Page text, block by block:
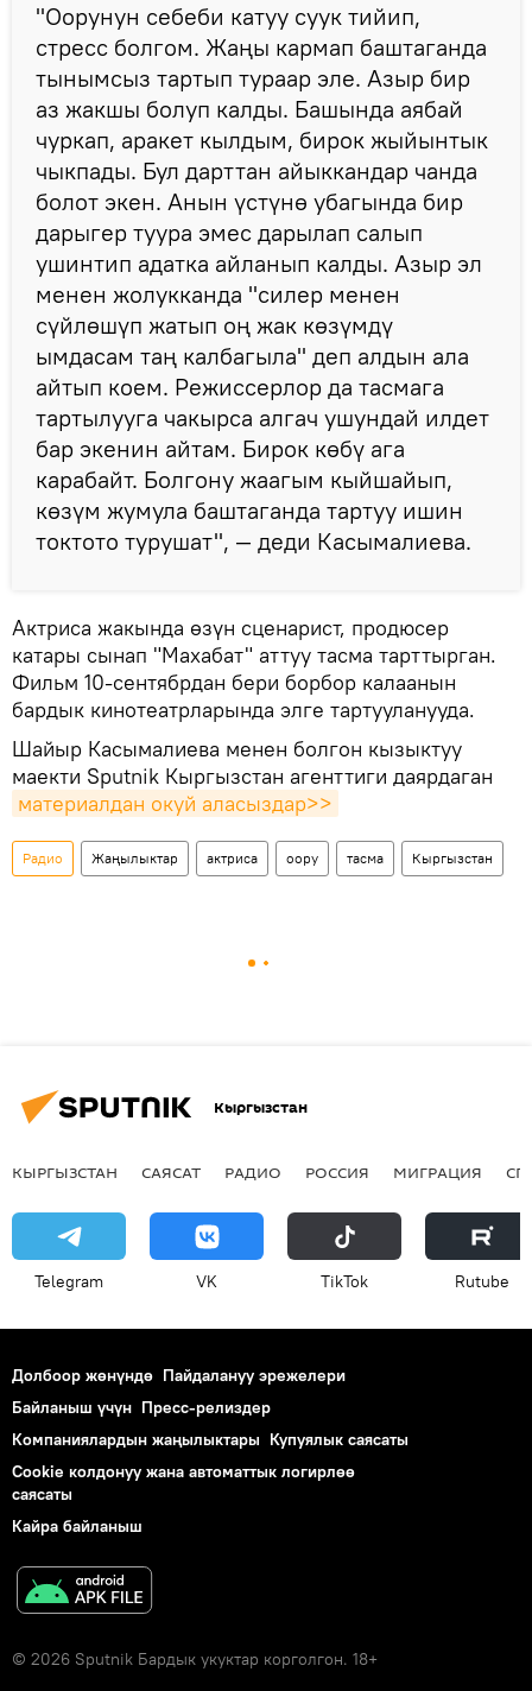
"Оорунун себеби катуу суук тийип,
стресс болгом. Жаңы кармап баштаганда
тынымсыз тартып тураар эле. Азыр бир
аз жакшы болуп калды. Башында аябай
чуркап, аракет кылдым, бирок жыйынтык
чыкпады. Бул дарттан айыккандар чанда
болот экен. Анын үстүнө убагында бир
дарыгер туура эмес дарылап салып
ушинтип адатка айланып калды. Азыр эл
менен жолукканда "силер менен
сүйлөшүп жатып оң жак көзүмдү
ымдасам таң калбагыла" деп алдын ала
айтып коем. Режиссерлор да тасмага
тартылууга чакырса алгач ушундай илдет
бар экенин айтам. Бирок көбү ага
карабайт. Болгону жаагым кыйшайып,
көзүм жумула баштаганда тартуу ишин
токтото турушат", — деди Касымалиева.
Актриса жакында өзүн сценарист, продюсер
катары сынап "Махабат" аттуу тасма тарттырган.
Фильм 10-сентябрдан бери борбор калаанын
бардык кинотеатрларында элге тартууланууда.
Шайыр Касымалиева менен болгон кызыктуу
маекти Sputnik Кыргызстан агенттиги даярдаган
материалдан окуй аласыздар>>
Радио Жаңылыктар актриса оору тасма Кыргызстан
Кыргызстан
КЫРГЫЗСТАН САЯСАТ РАДИО РОССИЯ МИГРАЦИЯ
Telegram VK ТikТоk Rutube
Долбоор жөнүндө Пайдалануу эрежелери
Байланыш үчүн Пресс-релиздер
Компаниялардын жаңылыктары Купуялык саясаты
Cookie колдонуу жана автоматтык логирлөө
саясаты
Кайра байланыш
© 2026 Sputnik Бардык укуктар корголгон. 18+